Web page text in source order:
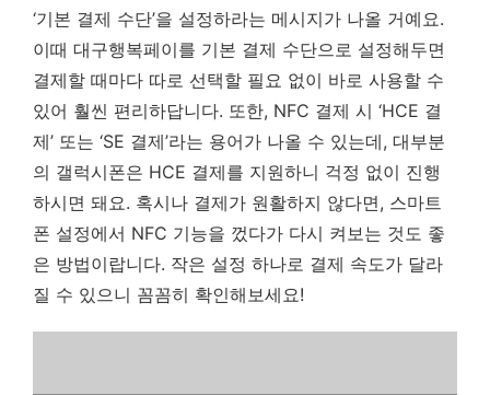
‘기본 결제 수단’을 설정하라는 메시지가 나올 거예요.
이때 대구행복페이를 기본 결제 수단으로 설정해두면
결제할 때마다 따로 선택할 필요 없이 바로 사용할 수
있어 훨씬 편리하답니다. 또한, NFC 결제 시 ‘HCE 결
제’ 또는 ‘SE 결제’라는 용어가 나올 수 있는데, 대부분
의 갤럭시폰은 HCE 결제를 지원하니 걱정 없이 진행
하시면 돼요. 혹시나 결제가 원활하지 않다면, 스마트
폰 설정에서 NFC 기능을 껐다가 다시 켜보는 것도 좋
은 방법이랍니다. 작은 설정 하나로 결제 속도가 달라
질 수 있으니 꼼꼼히 확인해보세요!